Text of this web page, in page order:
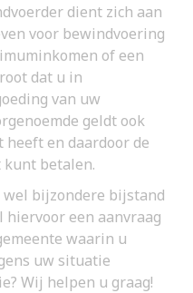
dient zich aan
voor bewindvoering
of een
dat u in
van uw
geldt ook
heeft en daardoor de
betalen.
wel bijzondere bijstand
hiervoor een aanvraag
waarin u
uw situatie
Wij helpen u graag!